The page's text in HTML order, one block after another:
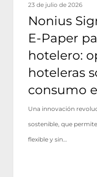
operaciones
hoteleras
sostenibles
consumo
energético
23 de julio de 2026
Nonius
E-Paper
hotelero:
hoteleras
consumo
Una innovación
sostenible, que
flexible y sin…